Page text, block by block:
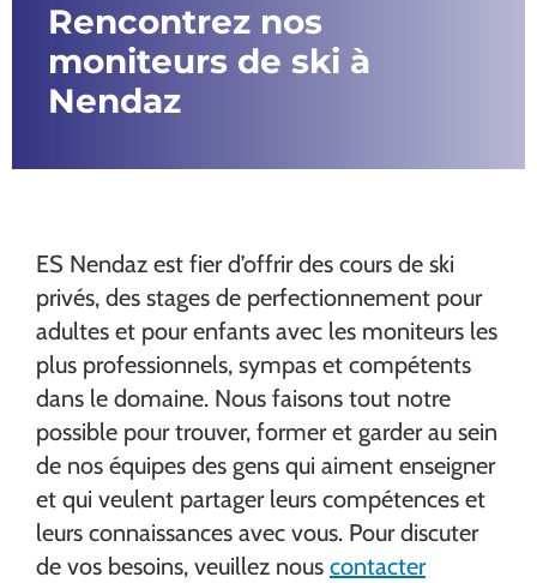
Rencontrez nos
moniteurs de ski à
Nendaz
ES Nendaz est fier d’offrir des cours de ski
privés, des stages de perfectionnement pour
adultes et pour enfants avec les moniteurs les
plus professionnels, sympas et compétents
dans le domaine. Nous faisons tout notre
possible pour trouver, former et garder au sein
de nos équipes des gens qui aiment enseigner
et qui veulent partager leurs compétences et
leurs connaissances avec vous. Pour discuter
de vos besoins, veuillez nous contacter